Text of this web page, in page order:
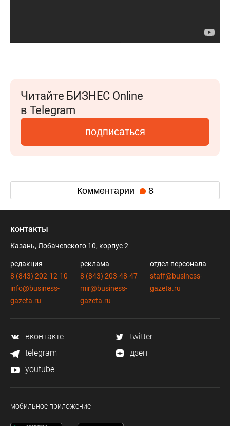
Читайте БИЗНЕС Online
в Telegram
подписаться
Комментарии 8
контакты
Казань, Лобачевского 10, корпус 2
редакция
8 (843) 202-12-10
info@business-
gazeta.ru
реклама
8 (843) 203-48-47
mir@business-
gazeta.ru
отдел персонала
staff@business-
gazeta.ru
вконтакте
twitter
telegram
дзен
youtube
мобильное приложение